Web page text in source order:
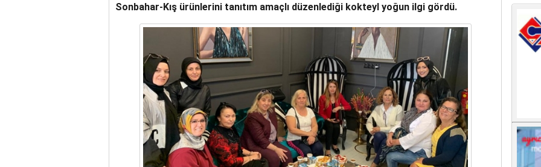
Sonbahar-Kış ürünlerini tanıtım amaçlı düzenlediği kokteyl yoğun ilgi gördü.